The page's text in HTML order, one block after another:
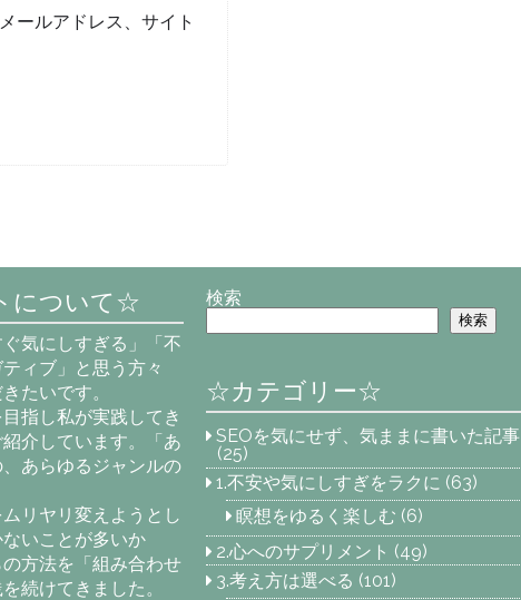
ールアドレス、サイト
について☆
気にしすぎる」「不
ィブ」と思う方々
たいです。
指し私が実践してき
介しています。「あ
あらゆるジャンルの
リヤリ変えようとし
いことが多いか
方法を「組み合わせ
続けてきました。
検索
検索
☆カテゴリー☆
SEOを気にせず、気ままに書いた記事
(25)
1.不安や気にしすぎをラクに (63)
瞑想をゆるく楽しむ (6)
2.心へのサプリメント (49)
3.考え方は選べる (101)